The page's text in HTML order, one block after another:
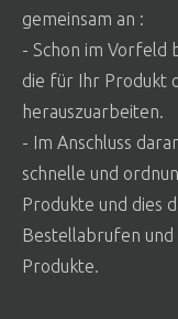
gemeinsam an :
- Schon im Vorfeld
die für Ihr Produkt
herauszuarbeiten.
- Im Anschluss
schnelle und
Produkte und dies
Bestellabrufen
Produkte.